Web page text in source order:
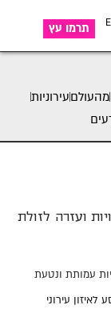
תרמו עץ
מהעולםעירוניות
ועזרה לזולת
עמותת ונטעת
עירוני